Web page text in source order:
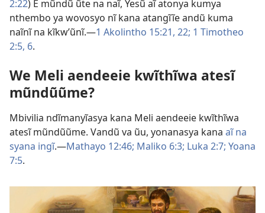
2:22) E mũndũ ũte na naĩ, Yesũ aĩ atonya kumya
nthembo ya wovosyo nĩ kana atangĩĩe andũ kuma
naĩnĩ na kĩkwʼũnĩ.​—1 Akolintho 15:21, 22; 1 Timotheo
2:5, 6.
We Meli aendeeie kwĩthĩwa atesĩ
mũndũũme?
Mbivilia ndĩmanyĩasya kana Meli aendeeie kwĩthĩwa
atesĩ mũndũũme. Vandũ va ũu, yonanasya kana aĩ na
syana ingĩ.​—Mathayo 12:46; Maliko 6:3; Luka 2:7; Yoana
7:5.